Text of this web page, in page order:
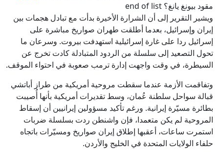
مقود بيونغ يانغ؟ end of list
ويشير التقرير إلى أن الشرارة الأخيرة بدأت مع تبادل هجمات بين
إيران وإسرائيل، بعدما أطلقت طهران صواريخ مباشرة على
إسرائيل ردا على غارة إسرائيلية استهدفت بيروت. وسرعان ما
تحول التصعيد إلى سلسلة من الردود المتبادلة كادت تخرج عن
السيطرة، في وقت واجهت إدارة ترمب صعوبة في احتواء الموقف.
وتفاقمت الأزمة عندما سقطت مروحية أمريكية من طراز أباتشي
قبالة سواحل سلطنة عُمان، وسط تقديرات أمريكية بأنها أُصيبت
بطائرة مسيّرة إيرانية. ورغم تأكيد مسؤولين إيرانيين أن إسقاط
المروحية لم يكن متعمدا، فإن واشنطن ردت بسلسلة ضربات
استمرت ساعات، أعقبها إطلاق إيران صواريخ ومسيّرات باتجاه
حلفاء الولايات المتحدة في الخليج والأردن.